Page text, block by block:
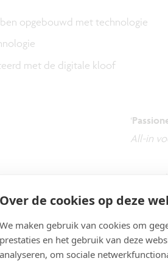
Over de cookies op deze
We maken gebruik van cookies om
prestaties en het gebruik van deze
analyseren, om sociale
opgebouwd met technologie
met de digitale kloof
‘
All-in
De
actief